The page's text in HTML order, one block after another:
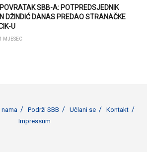
SBB-A: POTPREDSJEDNIK
DŽINDIĆ DANAS PREDAO STRANAČKE
U
MJESEC
nama Podrži SBB Učlani se
Kontakt
Impressum